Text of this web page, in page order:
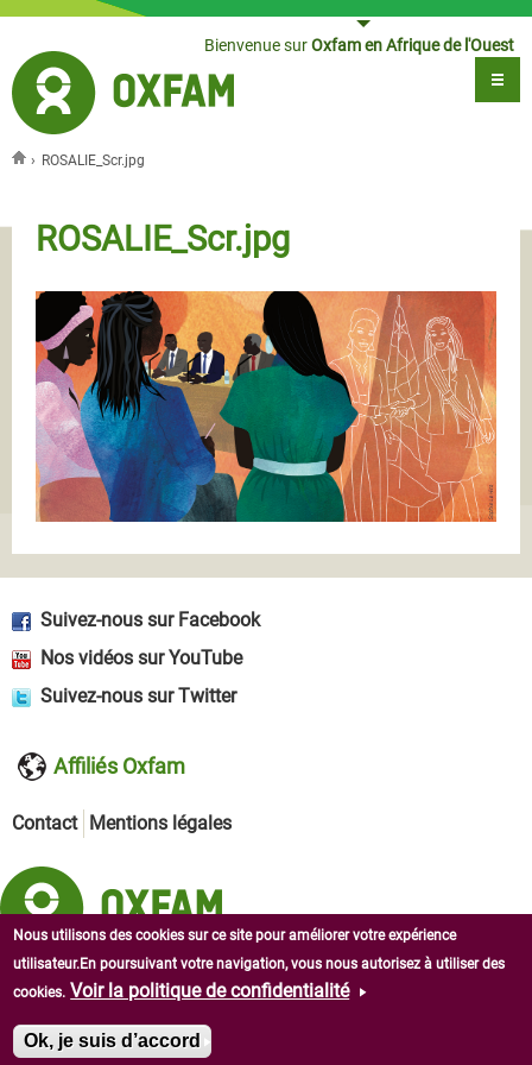
Bienvenue surOxfam en Afrique de l'Ouest
› ROSALIE_Scr.jpg
ROSALIE_Scr.jpg
Suivez-nous sur Facebook
Nos vidéos sur YouTube
Suivez-nous sur Twitter
Affiliés Oxfam
Contact Mentions légales
Copyright © 2026 Oxfam en Afrique de l'Ouest. Tous droits
réservés.
Nous utilisons des cookies sur ce site pour améliorer votre expérience
utilisateur.En poursuivant votre navigation, vous nous autorisez à utiliser des
cookies. Voir la politique de confidentialité
Ok, je suis d’accord